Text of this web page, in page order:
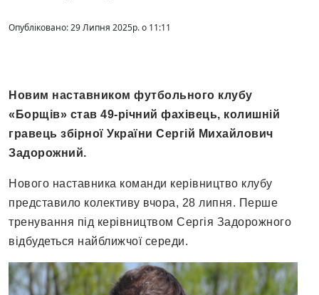
Опубліковано: 29 Липня 2025р. о 11:11
Новим наставником футбольного клубу
«Борщів» став 49-річний фахівець, колишній
гравець збірної України Сергій Михайлович
Задорожний.
Нового наставника команди керівництво клубу
представило колективу вчора, 28 липня. Перше
тренування під керівництвом Сергія Задорожного
відбудеться найближчої середи.